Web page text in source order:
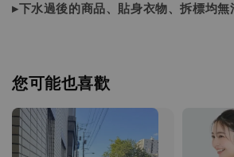
▸下水過後的商品、貼身衣物、拆標均無
您可能也喜歡